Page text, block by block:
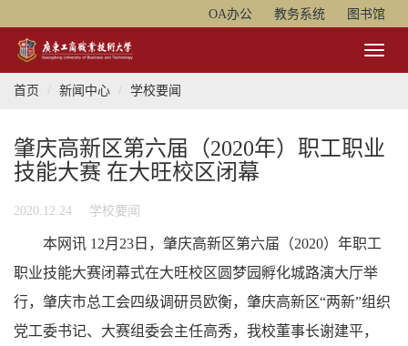
OA办公 教务系统 图书馆
Toggle
首页
新闻中心 学校要闻
肇庆高新区第六届（2020年）职工职业
技能大赛 在大旺校区闭幕
2020.12.24 学校要闻
本网讯 12月23日，肇庆高新区第六届（2020）年职工
职业技能大赛闭幕式在大旺校区圆梦园孵化城路演大厅举
行，肇庆市总工会四级调研员欧衡，肇庆高新区“两新”组织
党工委书记、大赛组委会主任高秀，我校董事长谢建平，